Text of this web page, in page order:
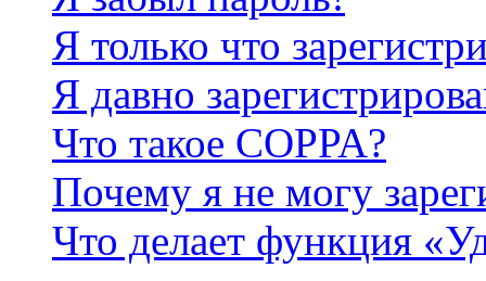
Я только что
Я давно
Что такое COPPA?
Почему я не могу
Что делает функция